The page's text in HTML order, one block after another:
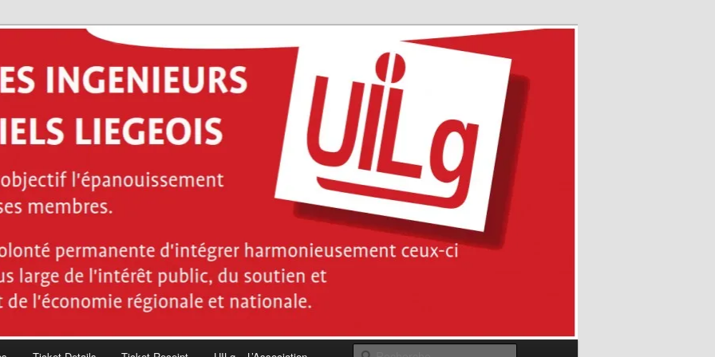
industriels Liégeois
de l'ingénieur industriel diplômés de la Haute École de la Province